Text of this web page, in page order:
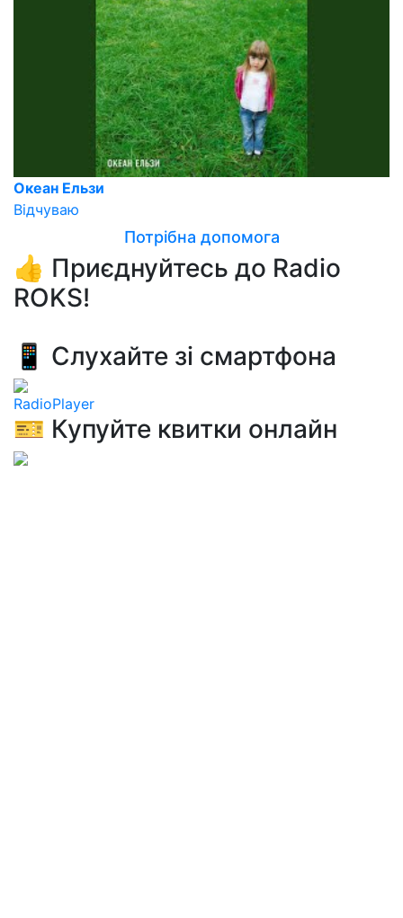
Океан Ельзи
Вiдчуваю
Потрібна допомога
👍 Приєднуйтесь до Radio
ROKS!
📱 Слухайте зі смартфона
RadioPlayer
🎫 Купуйте квитки онлайн